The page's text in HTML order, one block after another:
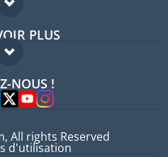
expatriés
pays
PLUS
FAQ
NOUS !
All rights Reserved
d'utilisation